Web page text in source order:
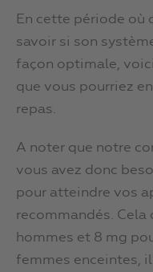
En cette période où
savoir si son
façon optimale,
que vous pourriez
repas.
A noter que notre
vous avez donc
pour atteindre vos
recommandés. Cela
hommes et 8 mg
femmes enceintes, il